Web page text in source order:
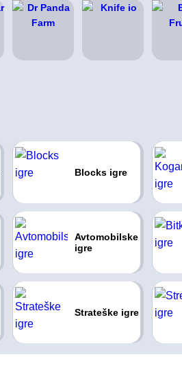
Blocks igre
Avtomobilske
igre
Strateške igre